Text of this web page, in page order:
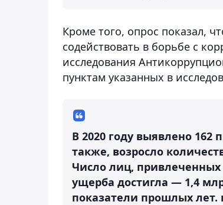
Кроме того, опрос показал,
содействовать в борьбе с
исследования
пунктам указанных в
В 2020 году выявлено 162
также, возросло
Число лиц,
ущерба достигла — 1,4
показатели прошлых лет.